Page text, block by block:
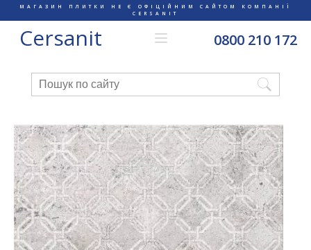
МАГАЗИН ПЛИТКИ НЕ Є ОФІЦІЙНИМ САЙТОМ КОМПАНІЇ
CERSANIT
Cersanit 0800 210 172